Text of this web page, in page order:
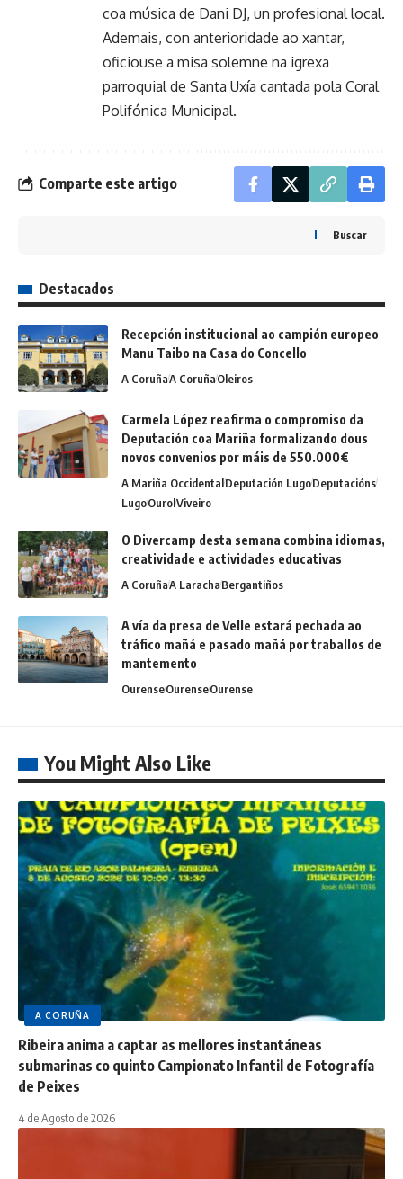
coa música de Dani DJ, un profesional local.
Ademais, con anterioridade ao xantar,
oficiouse a misa solemne na igrexa
parroquial de Santa Uxía cantada pola Coral
Polifónica Municipal.
Comparte este artigo
Buscar
Destacados
Recepción institucional ao campión europeo
Manu Taibo na Casa do Concello
A CoruñaA CoruñaOleiros
Carmela López reafirma o compromiso da
Deputación coa Mariña formalizando dous
novos convenios por máis de 550.000€
A Mariña OccidentalDeputación LugoDeputacións
LugoOurolViveiro
O Divercamp desta semana combina idiomas,
creatividade e actividades educativas
A CoruñaA LarachaBergantiños
A vía da presa de Velle estará pechada ao
tráfico mañá e pasado mañá por traballos de
mantemento
OurenseOurenseOurense
You Might Also Like
A CORUÑA
Ribeira anima a captar as mellores instantáneas
submarinas co quinto Campionato Infantil de Fotografía
de Peixes
4 de Agosto de 2026